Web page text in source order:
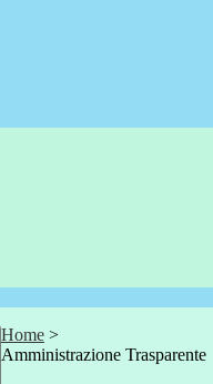
Home >
Amministrazione Trasparente